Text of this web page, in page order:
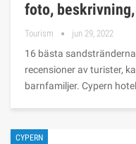
foto,
Tourism jun 29, 2022
16 bästa
recensioner av turister,
barnfamiljer. Cypern
CYPERN